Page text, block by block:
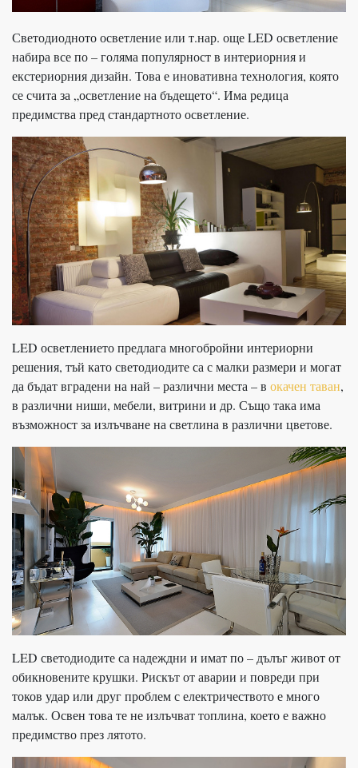
Светодиодното осветление или т.нар. още LED осветление
набира все по – голяма популярност в интериорния и
екстериорния дизайн. Това е иновативна технология, която
се счита за „осветление на бъдещето“. Има редица
предимства пред стандартното осветление.
LED осветлението предлага многобройни интериорни
решения, тъй като светодиодите са с малки размери и могат
да бъдат вградени на най – различни места – в окачен таван,
в различни ниши, мебели, витрини и др. Също така има
възможност за излъчване на светлина в различни цветове.
LED светодиодите са надеждни и имат по – дълъг живот от
обикновените крушки. Рискът от аварии и повреди при
токов удар или друг проблем с електричеството е много
малък. Освен това те не излъчват топлина, което е важно
предимство през лятото.